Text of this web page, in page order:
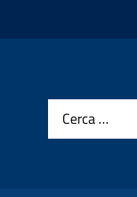
Cerca …